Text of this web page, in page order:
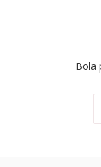
Bola